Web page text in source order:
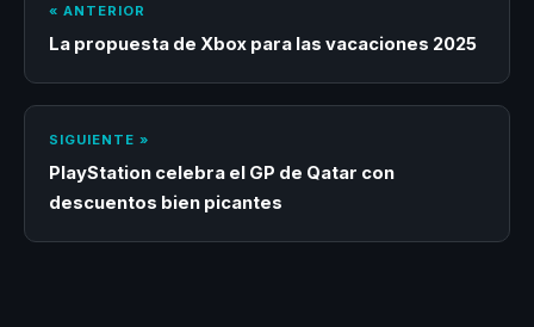
« ANTERIOR
La propuesta de Xbox para las vacaciones 2025
SIGUIENTE »
PlayStation celebra el GP de Qatar con
descuentos bien picantes